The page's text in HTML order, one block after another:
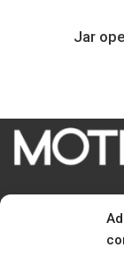
Jar
Motivation S.R.L